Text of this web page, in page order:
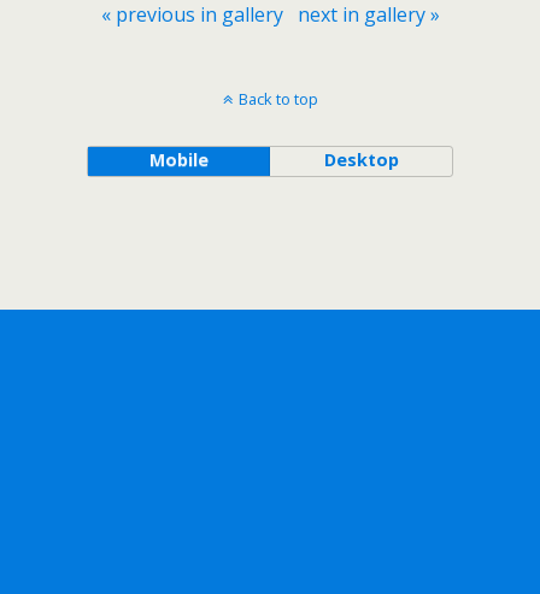
« previous in gallery next in gallery »
Back to top
Mobile Desktop